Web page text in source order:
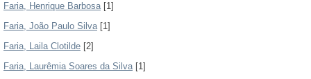
Faria, Henrique Barbosa[1]
Faria, João Paulo Silva[1]
Faria, Laila Clotilde [2]
Faria, Laurêmia Soares da Silva[1]